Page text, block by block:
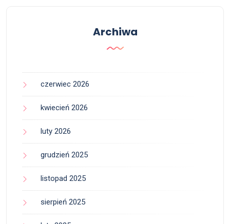
Archiwa
czerwiec 2026
kwiecień 2026
luty 2026
grudzień 2025
listopad 2025
sierpień 2025